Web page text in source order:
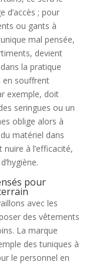
d’accès ; pour
ou gants à
mal pensée,
devient
la pratique
en souffrent
exemple, doit
seringues ou un
oblige alors à
matériel dans
à l’efficacité,
pour
avec les
des vêtements
La marque
des tuniques à
le personnel en